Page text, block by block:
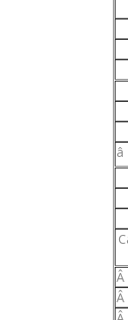
â
Â
Â